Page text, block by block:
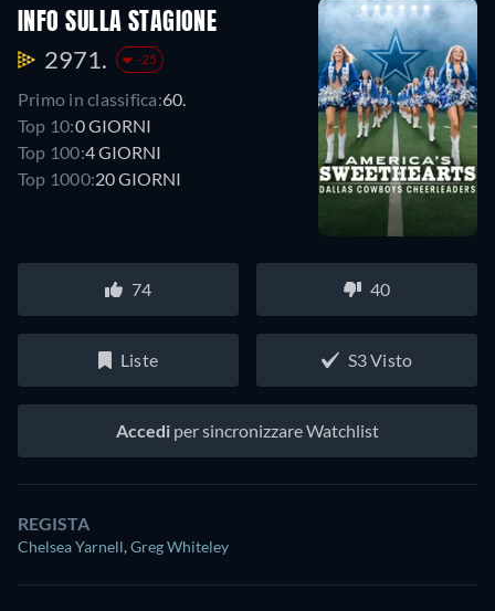
INFO SULLA STAGIONE
2971. -25
Primo in classifica:60.
Top 10:0 GIORNI
Top 100:4 GIORNI
Top 1000:20 GIORNI
74 40
Liste S3 Visto
Accedi per sincronizzare Watchlist
REGISTA
Chelsea Yarnell,Greg Whiteley